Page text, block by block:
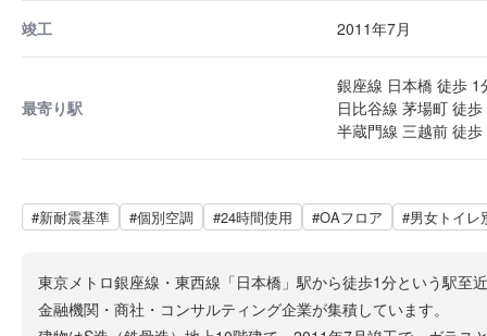
竣工 2011年7月
最寄り駅
銀座線 日本橋 徒歩 1
日比谷線 茅場町 徒
半蔵門線 三越前 徒歩
#新耐震基準 #個別空調 #24時間使用 #OAフロア #男女トイレ
東京メトロ銀座線・東西線「日本橋」駅から徒歩1分という駅至
金融機関・商社・コンサルティング企業が集積しています。